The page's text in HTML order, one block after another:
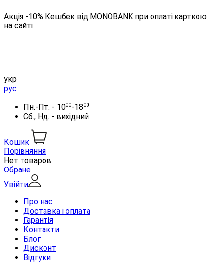
Акція -10% Кешбек від MONOBANK при оплаті карткою
на сайті
укр
рус
Пн.-Пт. - 1000-1800
Сб., Нд. - вихідний
Кошик
Порівняння
Нет товаров
Обране
Увійти
Про нас
Доставка і оплата
Гарантія
Контакти
Блог
Дисконт
Відгуки